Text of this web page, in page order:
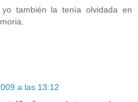
también la tenía olvidada en
a las 13:12